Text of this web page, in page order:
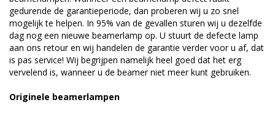
gedurende de garantieperiode, dan proberen wij u zo snel
mogelijk te helpen. In 95% van de gevallen sturen wij u dezelfde
dag nog een nieuwe beamerlamp op. U stuurt de defecte lamp
aan ons retour en wij handelen de garantie verder voor u af, dat
is pas service! Wij begrijpen namelijk heel goed dat het erg
vervelend is, wanneer u de beamer niet meer kunt gebruiken.
Originele beamerlampen